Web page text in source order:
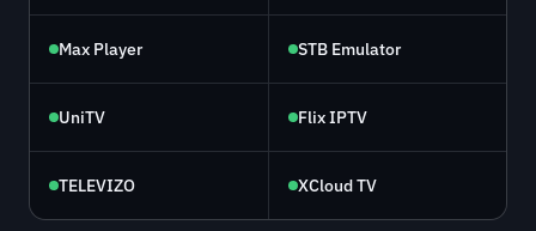
Max Player STB Emulator
UniTV Flix IPTV
TELEVIZO XCloud TV